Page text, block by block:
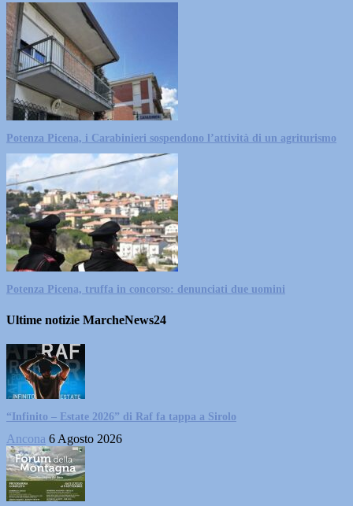
Potenza Picena, i Carabinieri sospendono l’attività di un agriturismo
Potenza Picena, truffa in concorso: denunciati due uomini
Ultime notizie MarcheNews24
“Infinito – Estate 2026” di Raf fa tappa a Sirolo
Ancona 6 Agosto 2026